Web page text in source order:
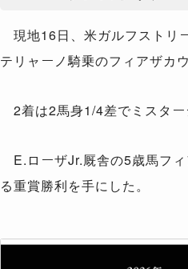
現地16日、米ガルフストリ
テリャーノ騎乗のフィアザカ
2着は2馬身1/4差でミスター
E.ローザJr.厩舎の5歳馬フ
る重賞勝利を手にした。